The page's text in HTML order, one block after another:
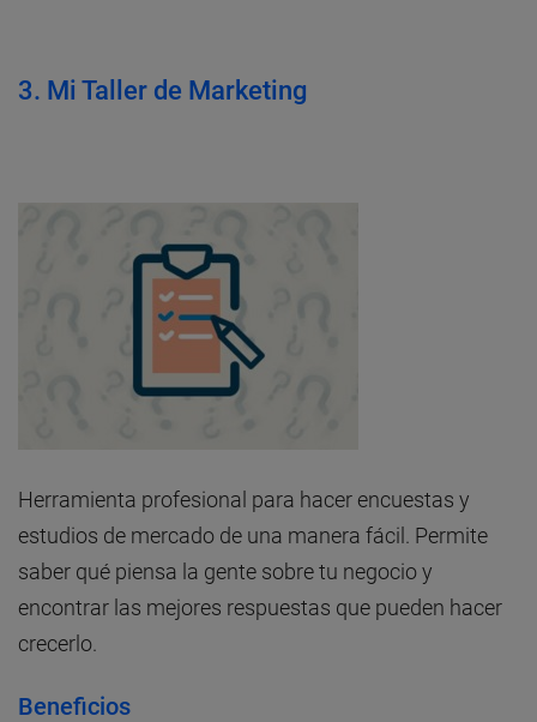
3. Mi Taller de Marketing
Herramienta profesional para hacer encuestas y
estudios de mercado de una manera fácil. Permite
saber qué piensa la gente sobre tu negocio y
encontrar las mejores respuestas que pueden hacer
crecerlo.
Beneficios